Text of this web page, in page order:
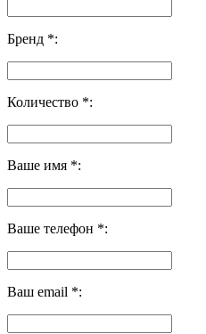
Бренд *:
Количество *:
Ваше имя *:
Ваше телефон *:
Ваш email *: